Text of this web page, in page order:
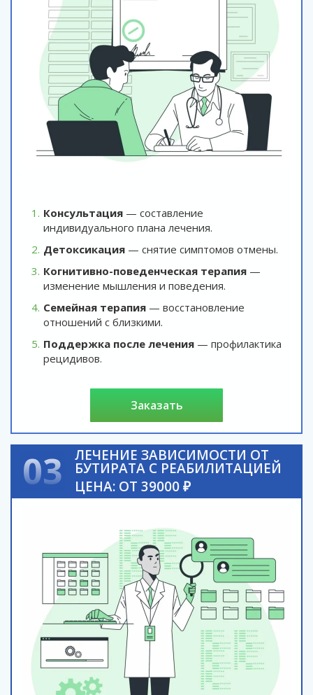
Консультация — составление
индивидуального плана лечения.
Детоксикация — снятие симптомов отмены.
Когнитивно-поведенческая терапия —
изменение мышления и поведения.
Семейная терапия — восстановление
отношений с близкими.
Поддержка после лечения — профилактика
рецидивов.
заказать
03 ЛЕЧЕНИЕ ЗАВИСИМОСТИ ОТ
БУТИРАТА С РЕАБИЛИТАЦИЕЙ
ЦЕНА: ОТ 39000 ₽